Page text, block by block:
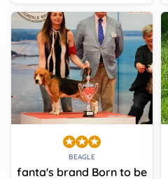
BEAGLE
fanta's brand Born to be